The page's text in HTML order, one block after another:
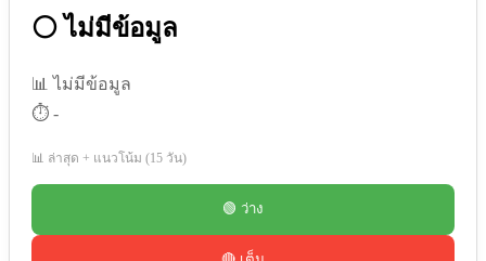
⚪ ไม่มีข้อมูล
📊 ไม่มีข้อมูล
⏱️ -
📊 ล่าสุด + แนวโน้ม (15 วัน)
🟢 ว่าง